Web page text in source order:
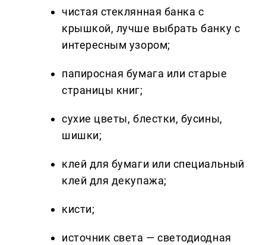
чистая стеклянная банка с
крышкой, лучше выбрать банку с
интересным узором;
папиросная бумага или старые
страницы книг;
сухие цветы, блестки, бусины,
шишки;
клей для бумаги или специальный
клей для декупажа;
кисти;
источник света — светодиодная